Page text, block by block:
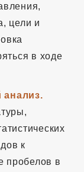
цели и
в ходе
анализ.
к
пробелов в